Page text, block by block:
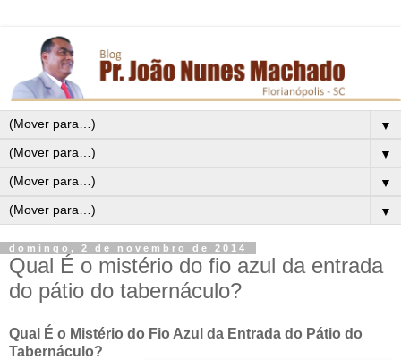
▼
▼
▼
▼
domingo, 2 de novembro de 2014
Qual É o mistério do fio azul da entrada
do pátio do tabernáculo?
Qual É o Mistério do Fio Azul da Entrada do Pátio do
Tabernáculo?